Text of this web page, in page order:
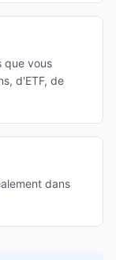
que vous
d'ETF, de
dans